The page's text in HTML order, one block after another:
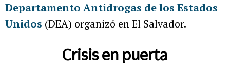
Departamento Antidrogas de los Estados
Unidos (DEA) organizó en El Salvador.